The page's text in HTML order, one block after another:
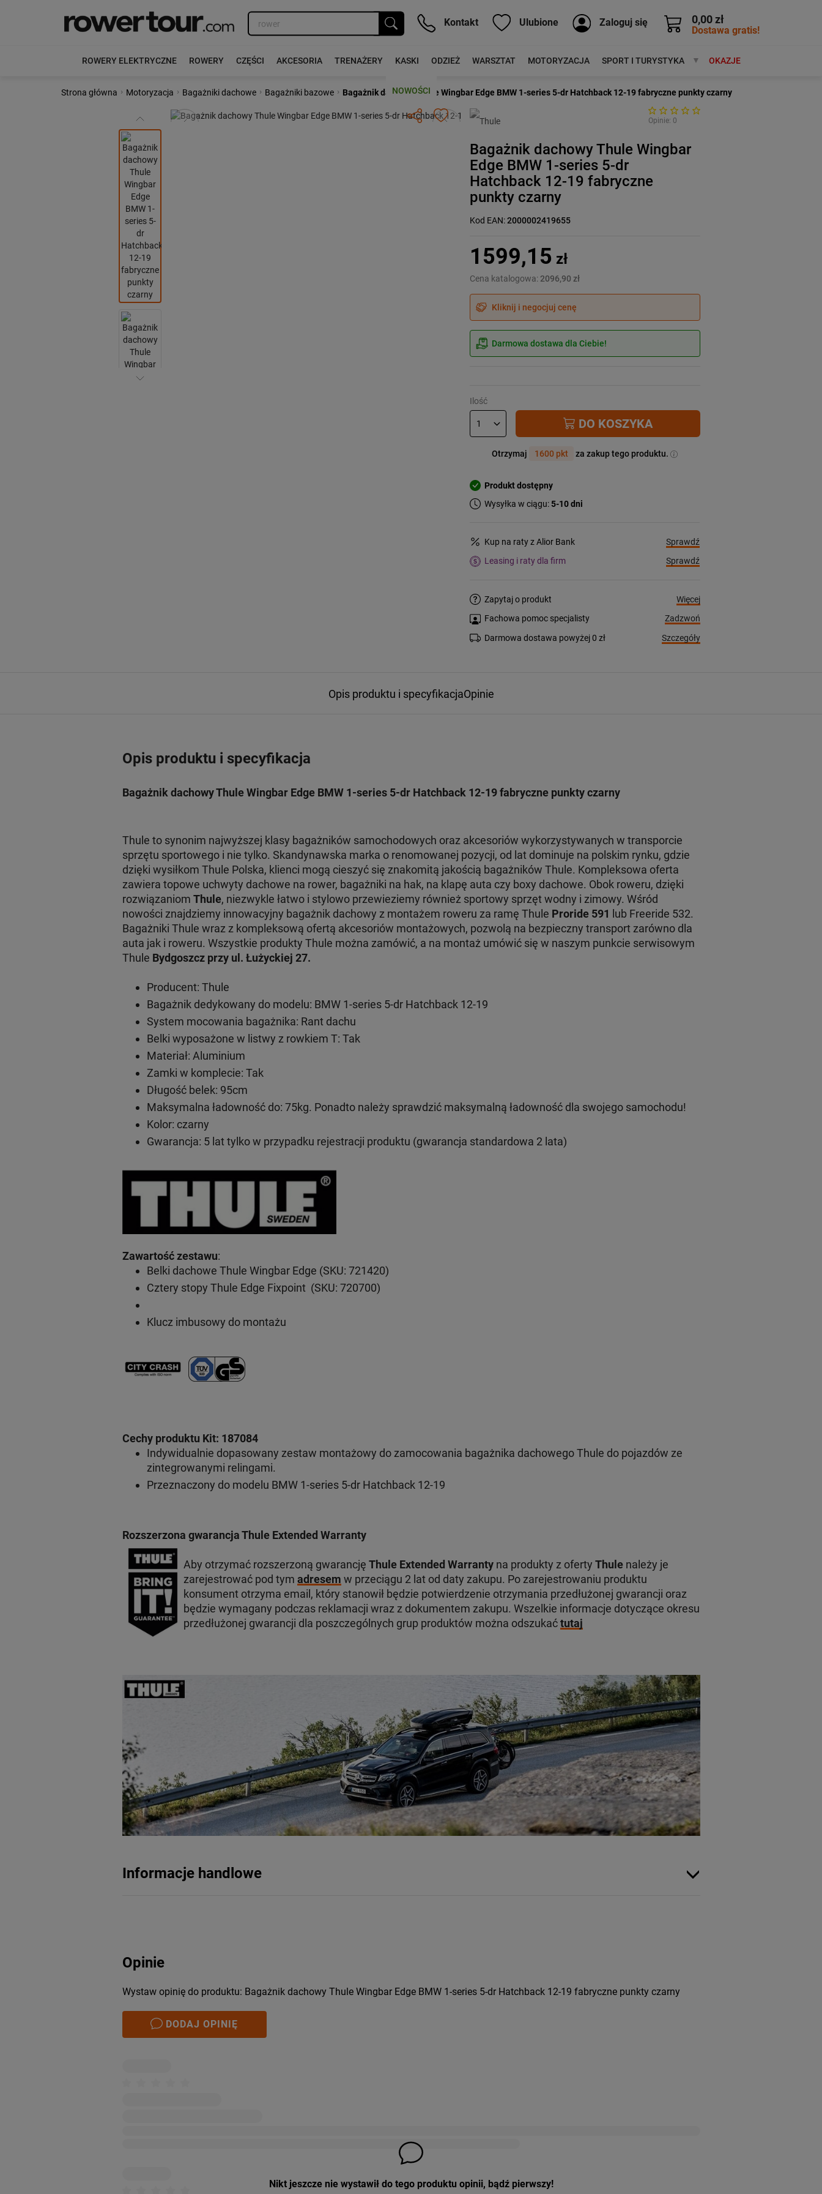
0,00 zł
Dostawa gratis!
Kontakt Ulubione Zaloguj się
ROWERY ELEKTRYCZNE ROWERY CZĘŚCI AKCESORIA TRENAŻERY KASKI ODZIEŻ WARSZTAT MOTORYZACJA SPORT I TURYSTYKA MARKIOKAZJE
NOWOŚCI
Strona główna › Motoryzacja › Bagażniki dachowe › Bagażniki bazowe › Bagażnik dachowy Thule Wingbar Edge BMW 1-series 5-dr Hatchback 12-19 fabryczne punkty czarny
Poprzedni Następny Opinie: 0
Bagażnik dachowy Thule Wingbar
Edge BMW 1-series 5-dr
Hatchback 12-19 fabryczne
punkty czarny
Kod EAN:2000002419655
1599,15 zł
Cena katalogowa:2096,90 zł
Kliknij i negocjuj cenę
Darmowa dostawa dla Ciebie!
Ilość
DO KOSZYKA
Otrzymaj 1600 pkt za zakup tego produktu.
Produkt dostępny
Wysyłka w ciągu:5-10 dni
Kup na raty z Alior Bank
Sprawdź
Leasing i raty dla firm
Sprawdź
Zapytaj o produkt
Więcej
Fachowa pomoc specjalisty
Zadzwoń
Darmowa dostawa powyżej 0 zł
Szczegóły
Opis produktu i specyfikacjaOpinie
Opis produktu i specyfikacja
Bagażnik dachowy Thule Wingbar Edge BMW 1-series 5-dr Hatchback 12-19 fabryczne punkty czarny
Thule to synonim najwyższej klasy bagażników samochodowych oraz akcesoriów wykorzystywanych w transporcie
sprzętu sportowego i nie tylko. Skandynawska marka o renomowanej pozycji, od lat dominuje na polskim rynku, gdzie
dzięki wysiłkom Thule Polska, klienci mogą cieszyć się znakomitą jakością bagażników Thule. Kompleksowa oferta
zawiera topowe uchwyty dachowe na rower, bagażniki na hak, na klapę auta czy boxy dachowe. Obok roweru, dzięki
rozwiązaniom Thule, niezwykle łatwo i stylowo przewieziemy również sportowy sprzęt wodny i zimowy. Wśród
nowości znajdziemy innowacyjny bagażnik dachowy z montażem roweru za ramę Thule Proride 591 lub Freeride 532.
Bagażniki Thule wraz z kompleksową ofertą akcesoriów montażowych, pozwolą na bezpieczny transport zarówno dla
auta jak i roweru. Wszystkie produkty Thule można zamówić, a na montaż umówić się w naszym punkcie serwisowym
Thule Bydgoszcz przy ul. Łużyckiej 27.
Producent: Thule
Bagażnik dedykowany do modelu: BMW 1-series 5-dr Hatchback 12-19
System mocowania bagażnika: Rant dachu
Belki wyposażone w listwy z rowkiem T: Tak
Materiał: Aluminium
Zamki w komplecie: Tak
Długość belek: 95cm
Maksymalna ładowność do: 75kg. Ponadto należy sprawdzić maksymalną ładowność dla swojego samochodu!
Kolor: czarny
Gwarancja: 5 lat tylko w przypadku rejestracji produktu (gwarancja standardowa 2 lata)
Zawartość zestawu:
Belki dachowe Thule Wingbar Edge (SKU: 721420)
Cztery stopy Thule Edge Fixpoint (SKU: 720700)
Klucz imbusowy do montażu
Cechy produktu Kit: 187084
Indywidualnie dopasowany zestaw montażowy do zamocowania bagażnika dachowego Thule do pojazdów ze
zintegrowanymi relingami.
Przeznaczony do modelu BMW 1-series 5-dr Hatchback 12-19
Rozszerzona gwarancja Thule Extended Warranty
Aby otrzymać rozszerzoną gwarancję Thule Extended Warrantyna produkty z oferty Thulenależy je
zarejestrować pod tym adresem w przeciągu 2 lat od daty zakupu. Po zarejestrowaniu produktu
konsument otrzyma email, który stanowił będzie potwierdzenie otrzymania przedłużonej gwarancji oraz
będzie wymagany podczas reklamacji wraz z dokumentem zakupu. Wszelkie informacje dotyczące okresu
przedłużonej gwarancji dla poszczególnych grup produktów można odszukaćtutaj
Informacje handlowe
Opinie
Wystaw opinię do produktu: Bagażnik dachowy Thule Wingbar Edge BMW 1-series 5-dr Hatchback 12-19 fabryczne punkty czarny
DODAJ OPINIĘ
Nikt jeszcze nie wystawił do tego produktu opinii, bądź pierwszy!